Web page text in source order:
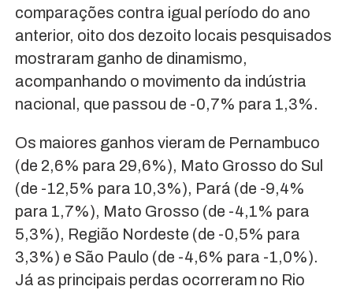
comparações contra igual período do ano
anterior, oito dos dezoito locais pesquisados
mostraram ganho de dinamismo,
acompanhando o movimento da indústria
nacional, que passou de -0,7% para 1,3%.
Os maiores ganhos vieram de Pernambuco
(de 2,6% para 29,6%), Mato Grosso do Sul
(de -12,5% para 10,3%), Pará (de -9,4%
para 1,7%), Mato Grosso (de -4,1% para
5,3%), Região Nordeste (de -0,5% para
3,3%) e São Paulo (de -4,6% para -1,0%).
Já as principais perdas ocorreram no Rio